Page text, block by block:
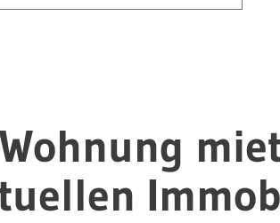
Wohnung